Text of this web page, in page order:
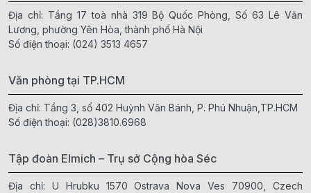
Địa chỉ: Tầng 17 toà nhà 319 Bộ Quốc Phòng, Số 63 Lê Văn
Lương, phường Yên Hòa, thành phố Hà Nội
Số điện thoại: (024) 3513 4657
Văn phòng tại TP.HCM
Địa chỉ: Tầng 3, số 402 Huỳnh Văn Bánh, P. Phú Nhuận,TP.HCM
Số điện thoại: (028)3810.6968
Tập đoàn Elmich – Trụ sở Cộng hòa Séc
Địa chỉ: U Hrubku 1570 Ostrava Nova Ves 70900, Czech